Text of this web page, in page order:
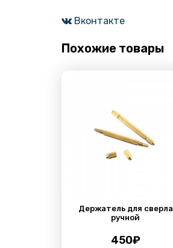
Вконтакте
Похожие товары
Держатель для сверла
ручной
450₽